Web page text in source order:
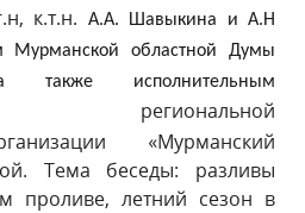
к.т.н. А.А. Шавыкина и А.Н
Мурманской областной Думы
а также исполнительным
региональной
«Мурманский
Тема беседы: разливы
проливе, летний сезон в